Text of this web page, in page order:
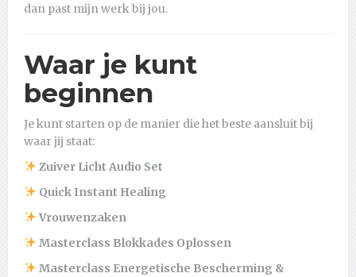
dan past mijn werk bij jou.
Waar je kunt
beginnen
Je kunt starten op de manier die het beste aansluit bij
waar jij staat:
Zuiver Licht Audio Set
Quick Instant Healing
Vrouwenzaken
Masterclass Blokkades Oplossen
Masterclass Energetische Bescherming &